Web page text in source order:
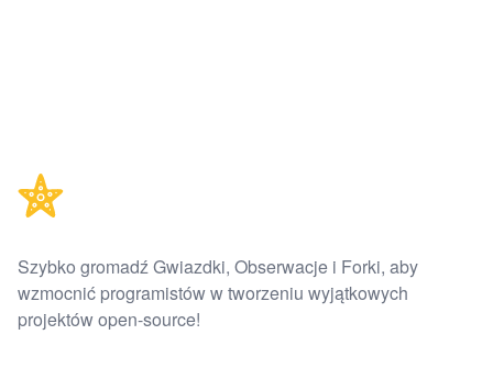
Szybko gromadź Gwiazdki, Obserwacje i Forki, aby
wzmocnić programistów w tworzeniu wyjątkowych
projektów open-source!